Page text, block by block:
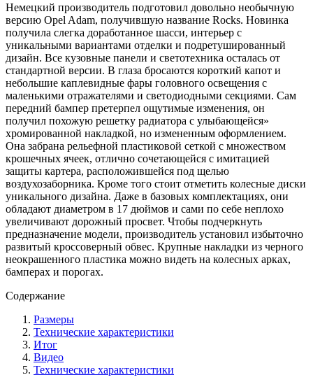
Немецкий производитель подготовил довольно необычную
версию Opel Adam, получившую название Rocks. Новинка
получила слегка доработанное шасси, интерьер с
уникальными вариантами отделки и подретушированный
дизайн. Все кузовные панели и светотехника осталась от
стандартной версии. В глаза бросаются короткий капот и
небольшие каплевидные фары головного освещения с
маленькими отражателями и светодиодными секциями. Сам
передний бампер претерпел ощутимые изменения, он
получил похожую решетку радиатора с улыбающейся»
хромированной накладкой, но измененным оформлением.
Она забрана рельефной пластиковой сеткой с множеством
крошечных ячеек, отлично сочетающейся с имитацией
защиты картера, расположившейся под щелью
воздухозаборника. Кроме того стоит отметить колесные диски
уникального дизайна. Даже в базовых комплектациях, они
обладают диаметром в 17 дюймов и сами по себе неплохо
увеличивают дорожный просвет. Чтобы подчеркнуть
предназначение модели, производитель установил избыточно
развитый кроссоверный обвес. Крупные накладки из черного
неокрашенного пластика можно видеть на колесных арках,
бамперах и порогах.
Содержание
Размеры
Технические характеристики
Итог
Видео
Технические характеристики